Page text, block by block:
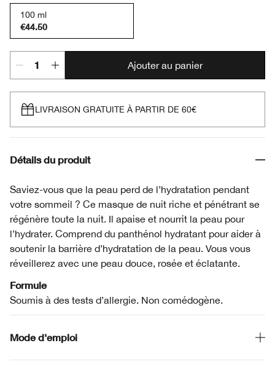
100 ml
€44.50
Ajouter au panier
LIVRAISON GRATUITE À PARTIR DE 60€
Détails du produit
Saviez-vous que la peau perd de l’hydratation pendant
votre sommeil ? Ce masque de nuit riche et pénétrant se
régénère toute la nuit. Il apaise et nourrit la peau pour
l’hydrater. Comprend du panthénol hydratant pour aider à
soutenir la barrière d’hydratation de la peau. Vous vous
réveillerez avec une peau douce, rosée et éclatante.
Formule
Soumis à des tests d’allergie. Non comédogène.
Mode d'emploi